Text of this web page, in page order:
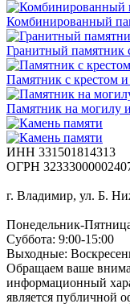
Комбинированный
Гранитный памятник
Памятник с крестом
Памятник на могилу
ИНН 331501814313
ОГРН
г. Владимир, ул. Б.
Понедельник-
Суббота: 9:00-15:00
Выходные:
Обращаем ваше
информационный
является публичной